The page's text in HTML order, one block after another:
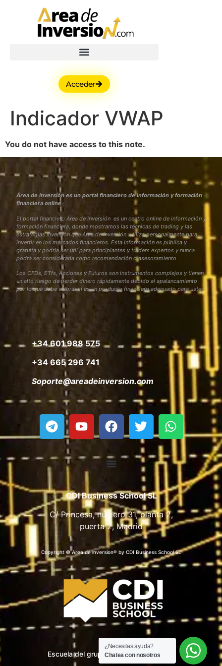
Acceder
Indicador VWAP
You do not have access to this note.
Área de Inversión es un portal financiero de información y formación
financiera online
El portal financiero Área de Inversión es un centro online de información y
formación financiera, donde mostramos las técnicas de trading y las
estrategias inversión que Área de Inversión utiliza personalmente para
invertir en los mercados financieros. Esta Información es pública y
gratuita y podría ser útil para principiantes y traders expertos y nunca
podrá ser considerada como recomendación o asesoramiento
Los CFDs, ETfs, Acciones y Futuros son instrumentos complejos y tienen
un alto riesgo de perder dinero rápidamente debido al apalancamiento
por lo que debe valorar si es un producto financiero adecuado para usted
+34 601 988 575
+34 665 296 741
Soporte@areadeinversion.com
CDI Business School SL
C/ Princesa, número 31, planta 2,
puerta 2, Madrid
Copyright © Area de inversion® by CDI Business School SL
Escuela del grupo CDI Business School
¿Necesitas ayuda?
Chatea con nosotros